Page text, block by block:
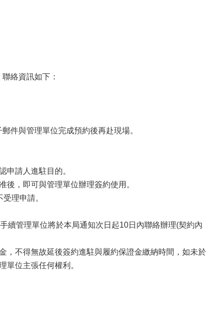
絡資訊如下：
件與管理單位完成預約後再赴現場。
申請人進駐目的。
，即可與管理單位辦理簽約使用。
理申請。
續管理單位將於本局通知次日起10日內聯絡辦理(契約內
，不得無故延後簽約進駐與履約保證金繳納時間，如未於
單位主張任何權利。